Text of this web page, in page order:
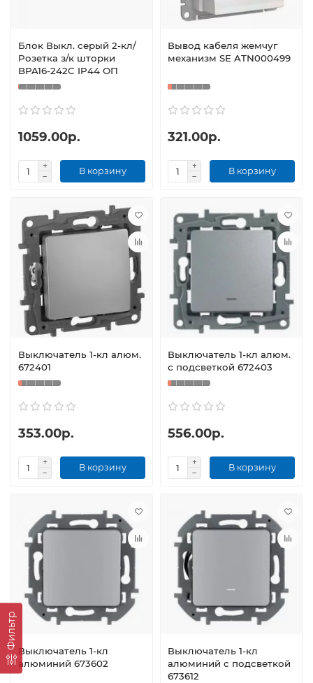
Фильтр
Блок Выкл. серый 2-кл/
Розетка з/к шторки
BPA16-242C IP44 ОП
1059.00р.
В корзину
Вывод кабеля жемчуг
механизм SE ATN000499
321.00р.
В корзину
Выключатель 1-кл алюм.
672401
353.00р.
В корзину
Выключатель 1-кл алюм.
с подсветкой 672403
556.00р.
В корзину
Выключатель 1-кл
алюминий 673602
Выключатель 1-кл
алюминий с подсветкой
673612